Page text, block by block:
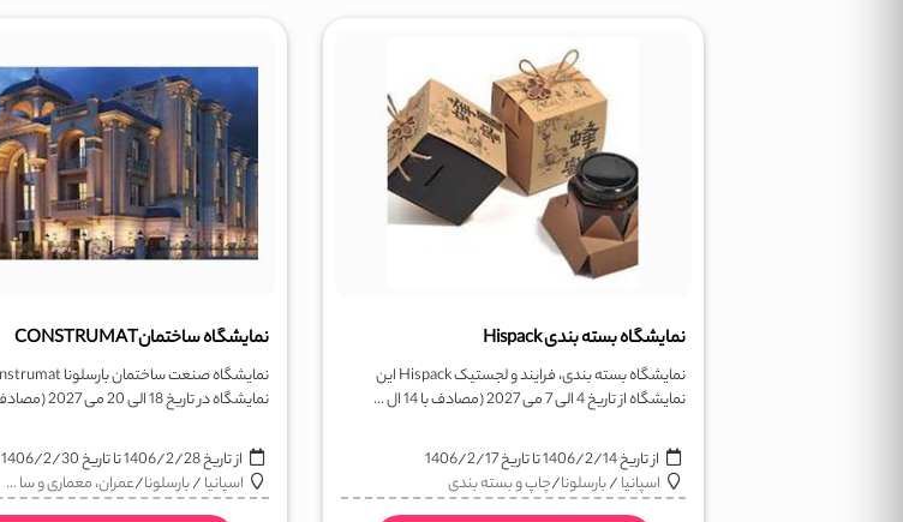
نمایشگاه بسته بندی Hispack
نمایشگاه بسته بندی، فرایند و لجستیک Hispack این
نمایشگاه از تاریخ 4 الی 7 می 2027 (مصادف با 14 ال ...
از تاریخ1406/2/14تا تاریخ1406/2/17
اسپانیا/بارسلونا/چاپ و بسته بندی
نمایشگاه ساختمانCONSTRUMAT
نمایشگاه در تاریخ 18 الی 20 می 2027 (مصادف با 28 ال ...
از تاریخ1406/2/28تا تاریخ1406/2/30
اسپانیا/بارسلونا/عمران، معماری و سا ...